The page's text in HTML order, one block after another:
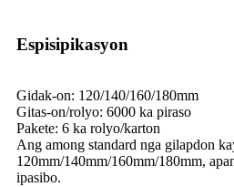
Espisipikasyon
Gidak-on: 120/140/160/180mm
Gitas-on/rolyo: 6000 ka piraso
Pakete: 6 ka rolyo/karton
Ang among standard nga gilapdon
120mm/140mm/160mm/180mm,
ipasibo.